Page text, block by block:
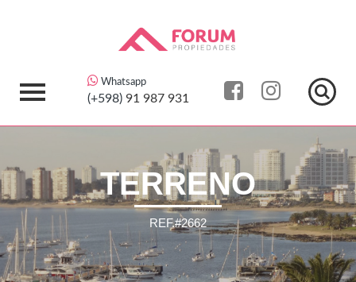
Whatsapp
(+598) 91 987 931
TERRENO
REF.#2662